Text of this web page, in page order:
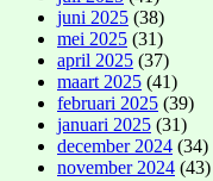
juni 2025 (38)
mei 2025 (31)
april 2025 (37)
maart 2025 (41)
februari 2025 (39)
januari 2025 (31)
december 2024 (34)
november 2024 (43)